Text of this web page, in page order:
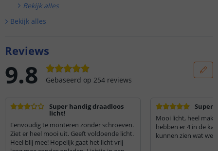
Bekijk alles
Bekijk alles
Reviews
9.8 Gebaseerd op 254 reviews
Super handig draadloos
licht!
Eenvoudig te monteren zonder schroeven.
Ziet er heel mooi uit. Geeft voldoende licht.
Heel blij mee! Hopelijk gaat het licht vrij
Super
Mooi licht, heel
hebben er 4 in de
kunnen zien wat we